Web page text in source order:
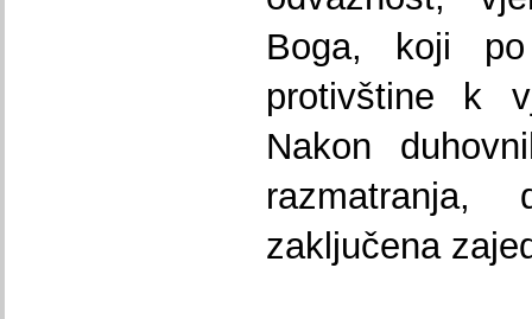
Boga, koji
protivštine k
Nakon
razmatranja,
zaključena